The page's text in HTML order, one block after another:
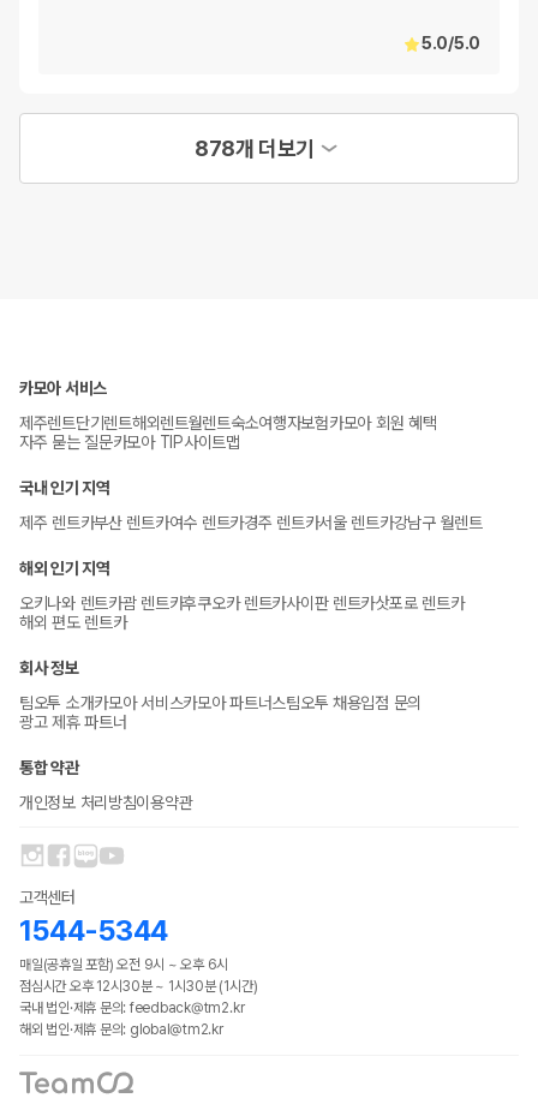
5.0/5.0
878개 더보기
카모아 서비스
제주렌트단기렌트해외렌트월렌트숙소여행자보험카모아 회원 혜택
자주 묻는 질문카모아 TIP사이트맵
국내 인기 지역
제주 렌트카부산 렌트카여수 렌트카경주 렌트카서울 렌트카강남구 월렌트
해외 인기 지역
오키나와 렌트카괌 렌트카후쿠오카 렌트카사이판 렌트카삿포로 렌트카
해외 편도 렌트카
회사 정보
팀오투 소개카모아 서비스카모아 파트너스팀오투 채용입점 문의
광고 제휴 파트너
통합 약관
개인정보 처리방침이용약관
고객센터
1544-5344
매일(공휴일 포함) 오전 9시 ~ 오후 6시
점심시간 오후 12시30분 ~ 1시30분 (1시간)
국내 법인·제휴 문의: feedback@tm2.kr
해외 법인·제휴 문의: global@tm2.kr